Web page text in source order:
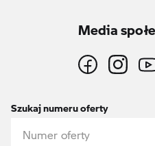
Media
Szukaj numeru oferty